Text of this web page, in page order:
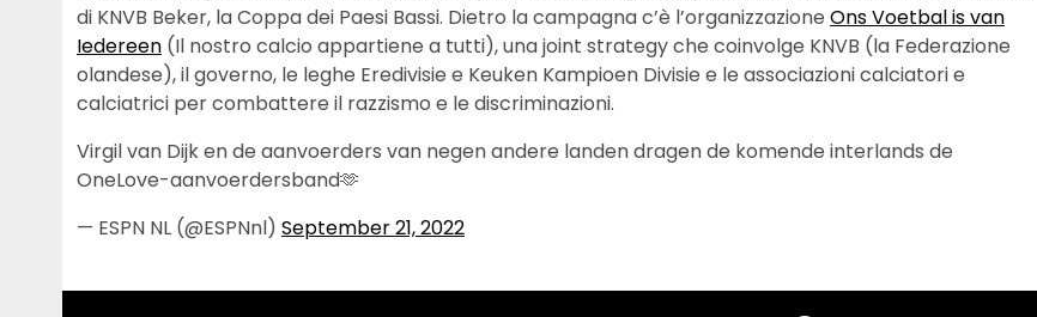
di KNVB Beker, la Coppa dei Paesi Bassi. Dietro la campagna c’è l’organizzazione Ons Voetbal is van
Iedereen (Il nostro calcio appartiene a tutti), una joint strategy che coinvolge KNVB (la Federazione
olandese), il governo, le leghe Eredivisie e Keuken Kampioen Divisie e le associazioni calciatori e
calciatrici per combattere il razzismo e le discriminazioni.
Virgil van Dijk en de aanvoerders van negen andere landen dragen de komende interlands de
OneLove-aanvoerdersband🫶
— ESPN NL (@ESPNnl) September 21, 2022